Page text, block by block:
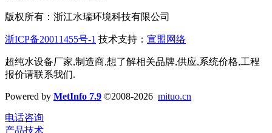
版权所有：浙江水瑞环境科技有限公司
浙ICP备20011455号-1 技术支持： 宣盟网络
超纯水设备厂家,制造商,想了解相关品牌,供应,系统价格,工程
报价请联系我们.
Powered by MetInfo 7.9 ©2008-2026 mituo.cn
电话咨询
产品技术